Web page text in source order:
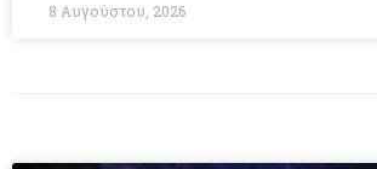
8 Αυγούστου, 2026